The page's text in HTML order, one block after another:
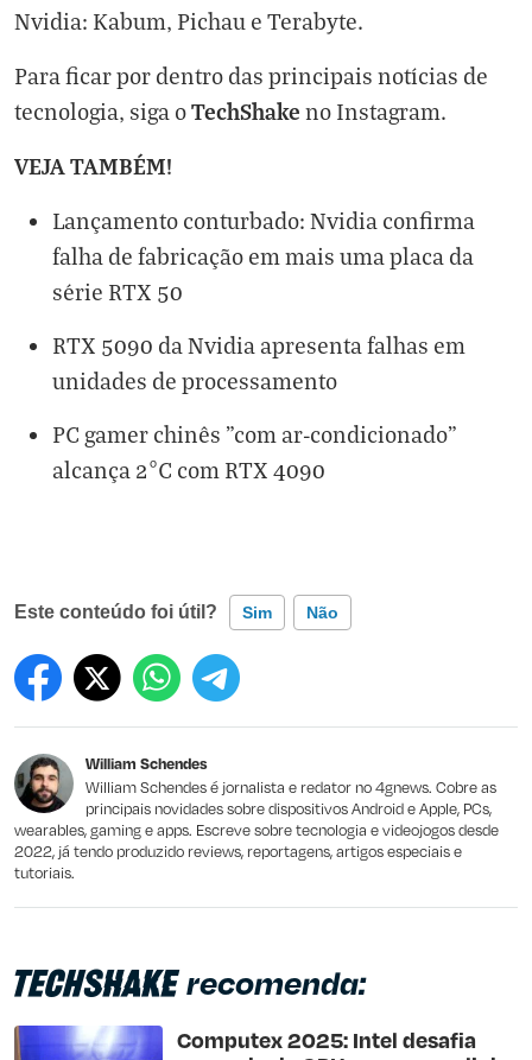
Nvidia: Kabum, Pichau e Terabyte.
Para ficar por dentro das principais notícias de
tecnologia, siga oTechShake no Instagram.
VEJA TAMBÉM!
Lançamento conturbado: Nvidia confirma
falha de fabricação em mais uma placa da
série RTX 50
RTX 5090 da Nvidia apresenta falhas em
unidades de processamento
PC gamer chinês "com ar-condicionado"
alcança 2°C com RTX 4090
Este conteúdo foi útil? Sim Não
Este conteúdo contém informação incorreta
Outro
William Schendes
William Schendes é jornalista e redator no 4gnews. Cobre as
principais novidades sobre dispositivos Android e Apple, PCs,
wearables, gaming e apps. Escreve sobre tecnologia e videojogos desde
2022, já tendo produzido reviews, reportagens, artigos especiais e
tutoriais.
recomenda:
Computex 2025: Intel desafia